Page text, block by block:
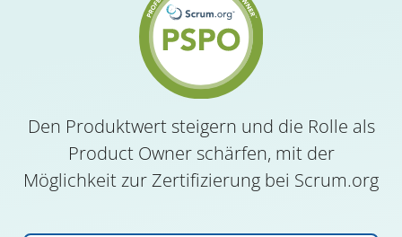
Den Produktwert steigern und die Rolle als
Product Owner schärfen, mit der
Möglichkeit zur Zertifizierung bei Scrum.org